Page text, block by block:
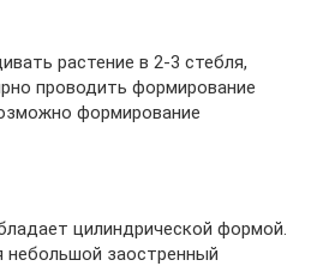
растение в 2-3 стебля,
проводить формирование
формирование
цилиндрической формой.
небольшой заостренный